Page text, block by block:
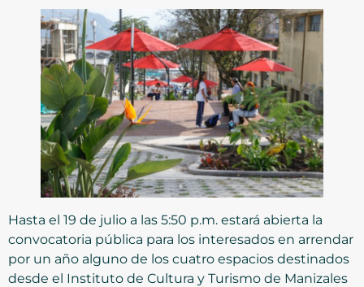
Hasta el 19 de julio a las 5:50 p.m. estará abierta la
convocatoria pública para los interesados en arrendar
por un año alguno de los cuatro espacios destinados
desde el Instituto de Cultura y Turismo de Manizales